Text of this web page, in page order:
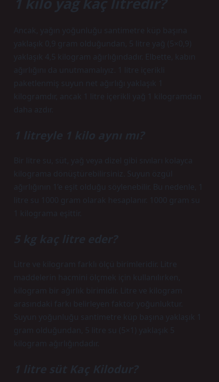
Ancak, yağın yoğunluğu santimetre küp başına
yaklaşık 0,9 gram olduğundan, 5 litre yağ (5×0,9)
yaklaşık 4,5 kilogram ağırlığındadır. Elbette, kabın
ağırlığını da unutmamalıyız. 1 litre içerikli
paketlenmiş suyun net ağırlığı yaklaşık 1
kilogramdır, ancak 1 litre içerikli yağ 1 kilogramdan
daha azdır.
1 litreyle 1 kilo aynı mı?
Bir litre su, süt, yağ veya dizel gibi sıvıları kolayca
kilograma dönüştürebilirsiniz. Suyun özgül
ağırlığının 1’e eşit olduğu söylenebilir. Bu nedenle, 1
litre su 1000 gram olarak hesaplanır. 1000 gram su
1 kilograma eşittir.
5 kg kaç litre eder?
Litre ve kilogram farklı ölçü birimleridir. Litre
maddelerin hacmini ölçmek için kullanılırken,
kilogram bir ağırlık birimidir. Litre ve kilogram
arasındaki farkı belirleyen faktör yoğunluktur.
Suyun yoğunluğu santimetre küp başına yaklaşık 1
gram olduğundan, 5 litre su (5×1) yaklaşık 5
kilogram ağırlığındadır.
1 litre süt Kaç Kilodur?